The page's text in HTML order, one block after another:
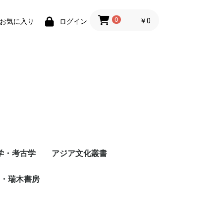
気に入り ログイン 0 ￥0
・考古学 アジア文化叢書
瑞木書房